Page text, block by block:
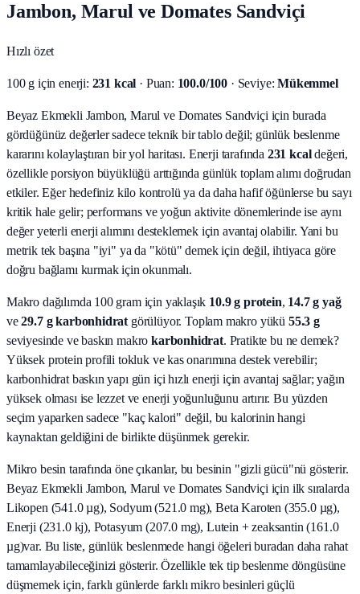
Jambon, Marul ve Domates Sandviçi
Hızlı özet
100 g için enerji: 231 kcal · Puan: 100.0/100 · Seviye: Mükemmel
Beyaz Ekmekli Jambon, Marul ve Domates Sandviçi için burada
gördüğünüz değerler sadece teknik bir tablo değil; günlük beslenme
kararını kolaylaştıran bir yol haritası. Enerji tarafında 231 kcaldeğeri,
özellikle porsiyon büyüklüğü arttığında günlük toplam alımı doğrudan
etkiler. Eğer hedefiniz kilo kontrolü ya da daha hafif öğünlerse bu sayı
kritik hale gelir; performans ve yoğun aktivite dönemlerinde ise aynı
değer yeterli enerji alımını desteklemek için avantaj olabilir. Yani bu
metrik tek başına "iyi" ya da "kötü" demek için değil, ihtiyaca göre
doğru bağlamı kurmak için okunmalı.
Makro dağılımda 100 gram için yaklaşık 10.9g protein, 14.7g yağ
ve29.7g karbonhidrat görülüyor. Toplam makro yükü 55.3 g
seviyesinde ve baskın makro karbonhidrat. Pratikte bu ne demek?
Yüksek protein profili tokluk ve kas onarımına destek verebilir;
karbonhidrat baskın yapı gün içi hızlı enerji için avantaj sağlar; yağın
yüksek olması ise lezzet ve enerji yoğunluğunu artırır. Bu yüzden
seçim yaparken sadece "kaç kalori" değil, bu kalorinin hangi
kaynaktan geldiğini de birlikte düşünmek gerekir.
Mikro besin tarafında öne çıkanlar, bu besinin "gizli gücü"nü gösterir.
Beyaz Ekmekli Jambon, Marul ve Domates Sandviçi için ilk sıralarda
Likopen (541.0 µg), Sodyum (521.0 mg), Beta Karoten (355.0 µg),
Enerji (231.0 kj), Potasyum (207.0 mg), Lutein + zeaksantin (161.0
µg)var. Bu liste, günlük beslenmede hangi öğeleri buradan daha rahat
tamamlayabileceğinizi gösterir. Özellikle tek tip beslenme döngüsüne
düşmemek için, farklı günlerde farklı mikro besinleri güçlü